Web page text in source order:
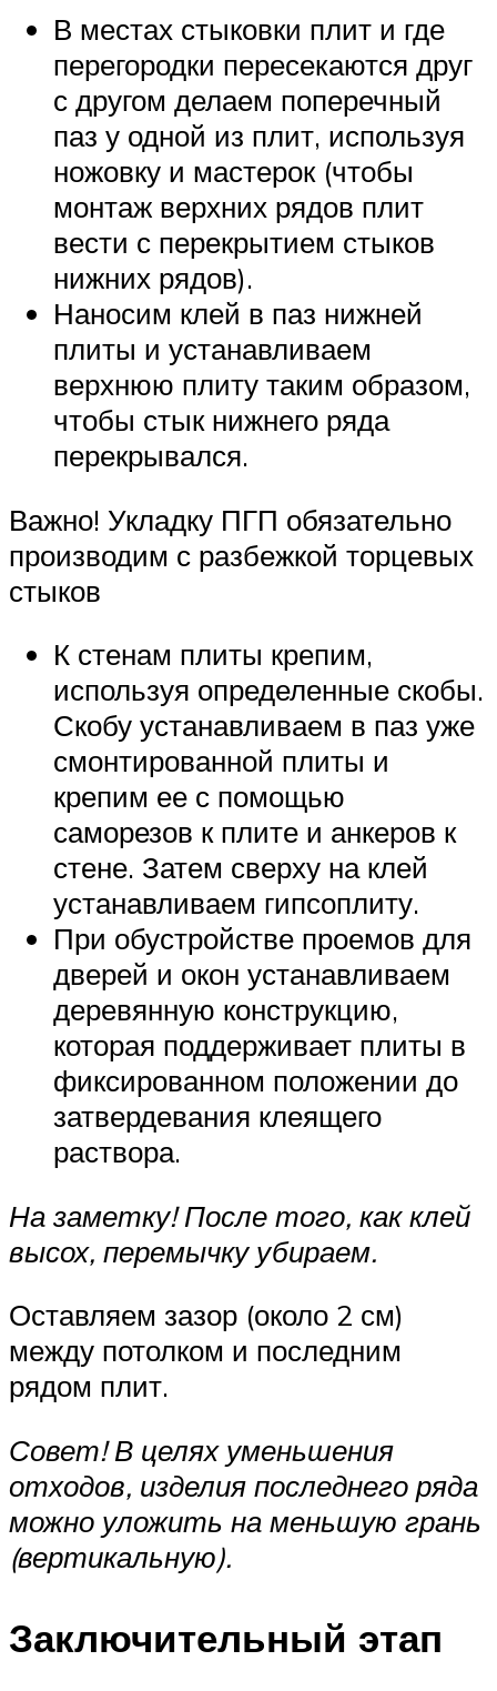
В местах стыковки плит и где
перегородки пересекаются друг
с другом делаем поперечный
паз у одной из плит, используя
ножовку и мастерок (чтобы
монтаж верхних рядов плит
вести с перекрытием стыков
нижних рядов).
Наносим клей в паз нижней
плиты и устанавливаем
верхнюю плиту таким образом,
чтобы стык нижнего ряда
перекрывался.
Важно! Укладку ПГП обязательно
производим с разбежкой торцевых
стыков
К стенам плиты крепим,
используя определенные скобы.
Скобу устанавливаем в паз уже
смонтированной плиты и
крепим ее с помощью
саморезов к плите и анкеров к
стене. Затем сверху на клей
устанавливаем гипсоплиту.
При обустройстве проемов для
дверей и окон устанавливаем
деревянную конструкцию,
которая поддерживает плиты в
фиксированном положении до
затвердевания клеящего
раствора.
На заметку! После того, как клей
высох, перемычку убираем.
Оставляем зазор (около 2 см)
между потолком и последним
рядом плит.
Совет! В целях уменьшения
отходов, изделия последнего ряда
можно уложить на меньшую грань
(вертикальную).
Заключительный этап